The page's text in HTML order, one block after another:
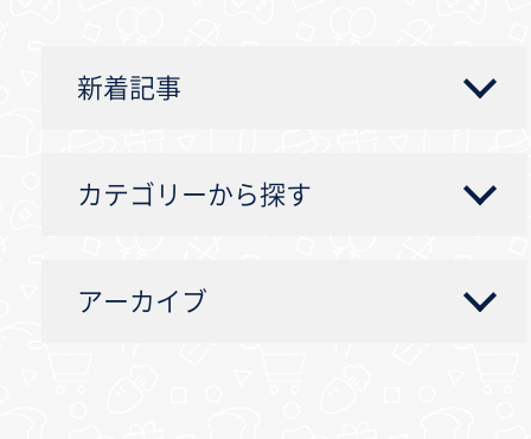
新着記事
カテゴリーから探す
アーカイブ